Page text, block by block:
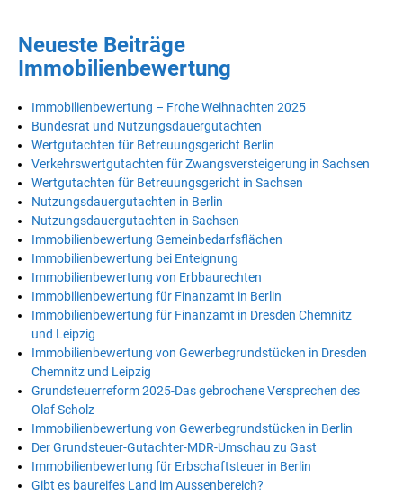
Neueste Beiträge
Immobilienbewertung
Immobilienbewertung – Frohe Weihnachten 2025
Bundesrat und Nutzungsdauergutachten
Wertgutachten für Betreuungsgericht Berlin
Verkehrswertgutachten für Zwangsversteigerung in Sachsen
Wertgutachten für Betreuungsgericht in Sachsen
Nutzungsdauergutachten in Berlin
Nutzungsdauergutachten in Sachsen
Immobilienbewertung Gemeinbedarfsflächen
Immobilienbewertung bei Enteignung
Immobilienbewertung von Erbbaurechten
Immobilienbewertung für Finanzamt in Berlin
Immobilienbewertung für Finanzamt in Dresden Chemnitz
und Leipzig
Immobilienbewertung von Gewerbegrundstücken in Dresden
Chemnitz und Leipzig
Grundsteuerreform 2025-Das gebrochene Versprechen des
Olaf Scholz
Immobilienbewertung von Gewerbegrundstücken in Berlin
Der Grundsteuer-Gutachter-MDR-Umschau zu Gast
Immobilienbewertung für Erbschaftsteuer in Berlin
Gibt es baureifes Land im Aussenbereich?